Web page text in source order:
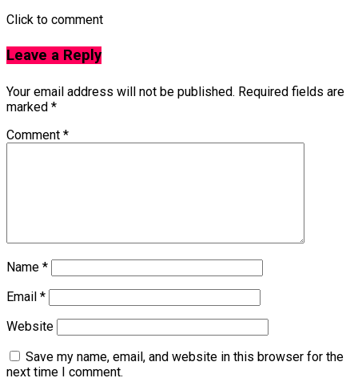
Click to comment
Leave a Reply
Your email address will not be published. Required fields are
marked *
Comment *
Name *
Email *
Website
Save my name, email, and website in this browser for the
next time I comment.